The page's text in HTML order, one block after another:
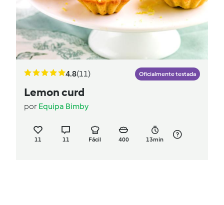
4.8(11) Oficialmente testada
Lemon curd
por Equipa Bimby
11 11 Fácil 400 13min